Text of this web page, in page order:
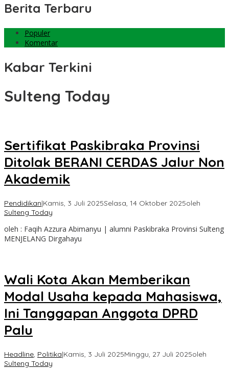
Berita Terbaru
Populer
Komentar
Kabar Terkini
Sulteng Today
Sertifikat Paskibraka Provinsi
Ditolak BERANI CERDAS Jalur Non
Akademik
Pendidikan|Kamis, 3 Juli 2025Selasa, 14 Oktober 2025oleh
Sulteng Today
oleh : Faqih Azzura Abimanyu | alumni Paskibraka Provinsi Sulteng
MENJELANG Dirgahayu
Wali Kota Akan Memberikan
Modal Usaha kepada Mahasiswa,
Ini Tanggapan Anggota DPRD
Palu
Headline, Politika|Kamis, 3 Juli 2025Minggu, 27 Juli 2025oleh
Sulteng Today